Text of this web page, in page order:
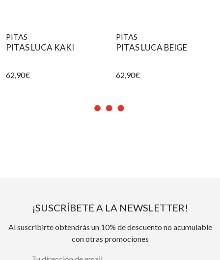
PITAS
PITAS LUCA KAKI
62,90€
PITAS
PITAS LUCA BEIGE
62,90€
¡SUSCRÍBETE A LA NEWSLETTER!
Al suscribirte obtendrás un 10% de descuento no acumulable
con otras promociones